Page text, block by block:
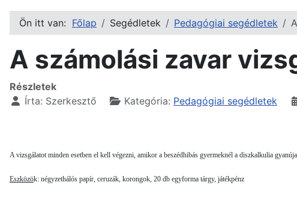
Ön itt van: Főlap Segédletek Pedagógiai segédletek
A számolási zavar
Részletek
Írta: Szerkesztő Kategória: Pedagógiai segédletek
A vizsgálatot minden esetben el kell végezni, amikor a beszéd­hibás gyermeknél a diszkalkulia
Eszközök: négyzethálós papír, ceruzák, korongok, 20 db egyforma tárgy, játékpénz